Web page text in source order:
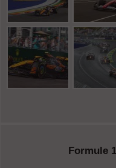
Formule